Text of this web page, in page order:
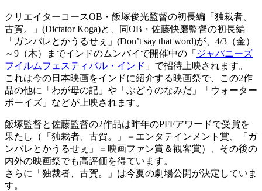
クリエイターコースOB・飯塚俊光監督の初長編「独裁者、
古賀。」(Dictator Koga)と、同OB・佐藤快磨監督の初長編
「ガンバレとかうるせぇ」(Don’t say that word)が、4/3（金）
～9（木）までインドのムンバイで開催中の「 ジャパニーズ
フイルムフェスティバル・インド 」で招待上映されます。
これは今の日本映画をインドに紹介する映画祭で、この2作
品の他に「わが母の記」や「ぶどうのなみだ」「ウォーター
ボーイズ」などが上映されます。
飯塚監督と佐藤監督の2作品は昨年のPFFアワードで受賞を
果たし（「独裁者、古賀。」＝エンタテインメント賞、「ガ
ンバレとかうるせぇ」＝映画ファン賞＆観客賞）、その後の
内外の映画祭でも高評価を得ています。
さらに「独裁者、古賀。」は今夏の劇場公開が決定していま
す。